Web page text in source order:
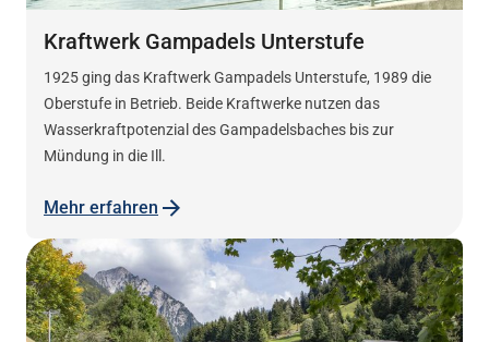
Kraftwerk Gampadels Unterstufe
1925 ging das Kraftwerk Gampadels Unterstufe, 1989 die
Oberstufe in Betrieb. Beide Kraftwerke nutzen das
Wasserkraftpotenzial des Gampadelsbaches bis zur
Mündung in die Ill.
Mehr erfahren